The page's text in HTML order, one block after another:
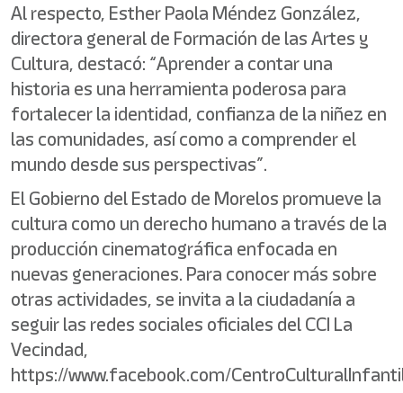
Al respecto, Esther Paola Méndez González,
directora general de Formación de las Artes y
Cultura, destacó: “Aprender a contar una
historia es una herramienta poderosa para
fortalecer la identidad, confianza de la niñez en
las comunidades, así como a comprender el
mundo desde sus perspectivas”.
El Gobierno del Estado de Morelos promueve la
cultura como un derecho humano a través de la
producción cinematográfica enfocada en
nuevas generaciones. Para conocer más sobre
otras actividades, se invita a la ciudadanía a
seguir las redes sociales oficiales del CCI La
Vecindad,
https://www.facebook.com/